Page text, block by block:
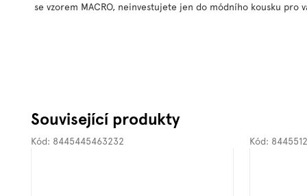
se vzorem MACRO, neinvestujete jen do módního kousku
Související produkty
Kód: 8445445463232 Kód: